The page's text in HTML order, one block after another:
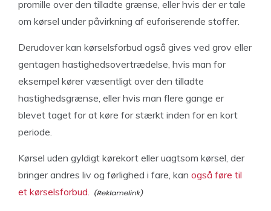
promille over den tilladte grænse, eller hvis der er tale
om kørsel under påvirkning af euforiserende stoffer.
Derudover kan kørselsforbud også gives ved grov eller
gentagen hastighedsovertrædelse, hvis man for
eksempel kører væsentligt over den tilladte
hastighedsgrænse, eller hvis man flere gange er
blevet taget for at køre for stærkt inden for en kort
periode.
Kørsel uden gyldigt kørekort eller uagtsom kørsel, der
bringer andres liv og førlighed i fare, kan også føre til
et kørselsforbud.